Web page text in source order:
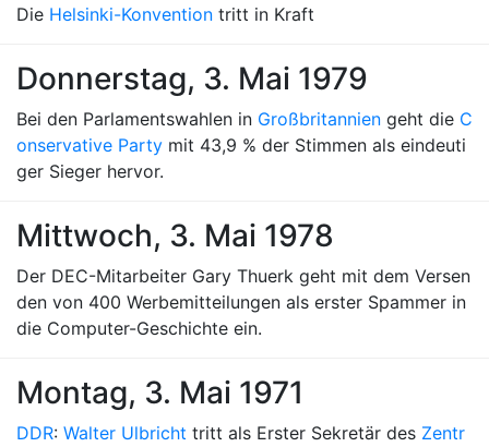
Die Helsinki-Konvention tritt in Kraft
Donnerstag, 3. Mai 1979
Bei den Parlamentswahlen in Großbritannien geht die C
onservative Party mit 43,9 % der Stimmen als eindeuti
ger Sieger hervor.
Mittwoch, 3. Mai 1978
Der DEC-Mitarbeiter Gary Thuerk geht mit dem Versen
den von 400 Werbemitteilungen als erster Spammer in
die Computer-Geschichte ein.
Montag, 3. Mai 1971
DDR: Walter Ulbricht tritt als Erster Sekretär des Zentr